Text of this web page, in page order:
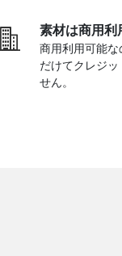
素材は商用利
商用利用可能
だけてクレジ
せん。